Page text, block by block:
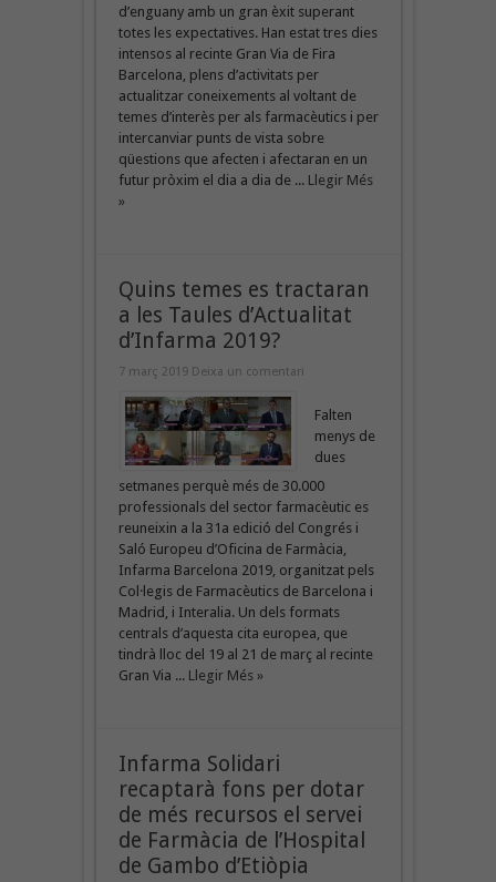
d’enguany amb un gran èxit superant
totes les expectatives. Han estat tres dies
intensos al recinte Gran Via de Fira
Barcelona, plens d’activitats per
actualitzar coneixements al voltant de
temes d’interès per als farmacèutics i per
intercanviar punts de vista sobre
qüestions que afecten i afectaran en un
futur pròxim el dia a dia de ... Llegir Més
»
Quins temes es tractaran
a les Taules d’Actualitat
d’Infarma 2019?
7 març 2019 Deixa un comentari
Falten
menys de
dues
setmanes perquè més de 30.000
professionals del sector farmacèutic es
reuneixin a la 31a edició del Congrés i
Saló Europeu d’Oficina de Farmàcia,
Infarma Barcelona 2019, organitzat pels
Col·legis de Farmacèutics de Barcelona i
Madrid, i Interalia. Un dels formats
centrals d’aquesta cita europea, que
tindrà lloc del 19 al 21 de març al recinte
Gran Via ... Llegir Més »
Infarma Solidari
recaptarà fons per dotar
de més recursos el servei
de Farmàcia de l’Hospital
de Gambo d’Etiòpia